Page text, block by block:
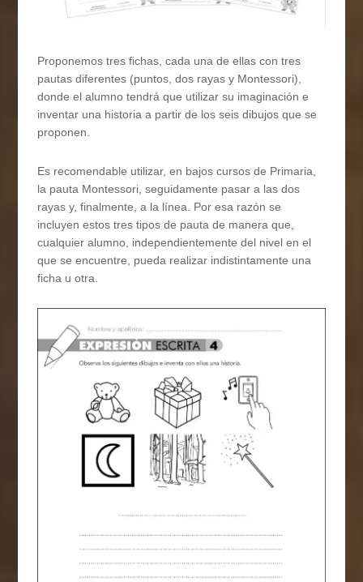
Proponemos tres fichas, cada una de ellas con tres
pautas diferentes (puntos, dos rayas y Montessori),
donde el alumno tendrá que utilizar su imaginación e
inventar una historia a partir de los seis dibujos que se
proponen.
Es recomendable utilizar, en bajos cursos de Primaria,
la pauta Montessori, seguidamente pasar a las dos
rayas y, finalmente, a la línea. Por esa razón se
incluyen estos tres tipos de pauta de manera que,
cualquier alumno, independientemente del nivel en el
que se encuentre, pueda realizar indistintamente una
ficha u otra.